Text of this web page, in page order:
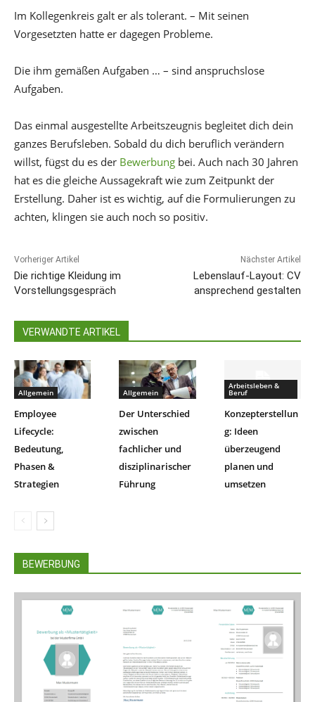
Im Kollegenkreis galt er als tolerant. – Mit seinen
Vorgesetzten hatte er dagegen Probleme.
Die ihm gemäßen Aufgaben … – sind anspruchslose
Aufgaben.
Das einmal ausgestellte Arbeitszeugnis begleitet dich dein
ganzes Berufsleben. Sobald du dich beruflich verändern
willst, fügst du es der Bewerbung bei. Auch nach 30 Jahren
hat es die gleiche Aussagekraft wie zum Zeitpunkt der
Erstellung. Daher ist es wichtig, auf die Formulierungen zu
achten, klingen sie auch noch so positiv.
Vorheriger Artikel
Die richtige Kleidung im
Vorstellungsgespräch
Nächster Artikel
Lebenslauf-Layout: CV
ansprechend gestalten
VERWANDTE ARTIKEL
Allgemein
Employee
Lifecycle:
Bedeutung,
Phasen &
Strategien
Allgemein
Der Unterschied
zwischen
fachlicher und
disziplinarischer
Führung
Arbeitsleben &
Beruf
Konzepterstellun
g: Ideen
überzeugend
planen und
umsetzen
BEWERBUNG